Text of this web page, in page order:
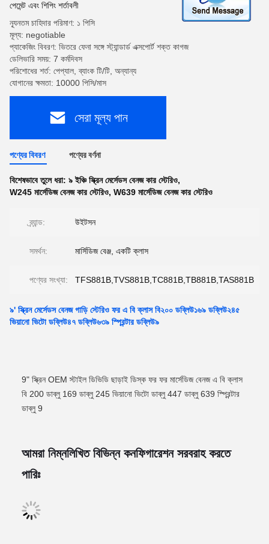
পেমেন্ট এবং শিপিং শর্তাবলী
ন্যূনতম চাহিদার পরিমাণ: ১ পিসি
মূল্য: negotiable
প্যাকেজিং বিবরণ: ভিতরে ফেনা সঙ্গে স্ট্যান্ডার্ড এক্সপোর্ট শক্ত কাগজ
ডেলিভারি সময়: 7 কর্মদিবস
পরিশোধের শর্ত: পেপ্যাল, ব্যাংক টি/টি, অন্যান্য
যোগানের ক্ষমতা: 10000 পিসি/মাস
সেরা মূল্য পান
পণ্যের বিবরণ পণ্যের বর্ণনা
বিশেষভাবে তুলে ধরা: ৯ ইঞ্চি স্ক্রিন মের্সেডস বেনজ কার স্টেরিও,
W245 মার্সেডিজ বেনজ কার স্টেরিও, W639 মার্সেডিজ বেনজ কার স্টেরিও
ব্র্যান্ড: উইটসন
সমর্থন: মার্সিডিজ বেঞ্জ, একটি ক্লাস
পণ্যের সংখ্যা: TFS881B,TVS881B,TC881B,TB881B,TAS881B
৯' স্ক্রিন মের্সেডস বেনজ গাড়ি স্টেরিও ফর এ বি ক্লাস বি২০০ ডব্লিউ১৬৯ ডব্লিউ২৪৫
ভিয়ানো ভিটো ডব্লিউ৪৭ ডব্লিউ৬৩৯ স্প্রিন্টার ডব্লিউ৯
9" স্ক্রিন OEM স্টাইল ডিভিডি ছাড়াই ডিস্ক ফর ফর মার্সেডিজ বেনজ এ বি ক্লাস
বি 200 ডাব্লু 169 ডাব্লু 245 ভিয়ানো ভিটো ডাব্লু 447 ডাব্লু 639 স্প্রিন্টার
ডাব্লু 9
আমরা নিম্নলিখিত বিভিন্ন কনফিগারেশন সরবরাহ করতে
পারিঃ